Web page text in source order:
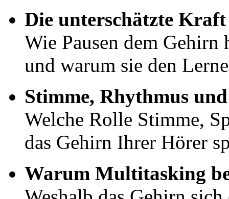
Die unterschätzte Kraft
Wie Pausen dem Gehirn
und warum sie den
Stimme, Rhythmus
Welche Rolle Stimme,
das Gehirn Ihrer Hörer
Warum Multitasking